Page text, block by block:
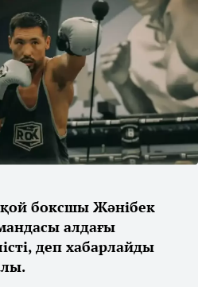
боксшы Жәнібек
алдағы
деп хабарлайды